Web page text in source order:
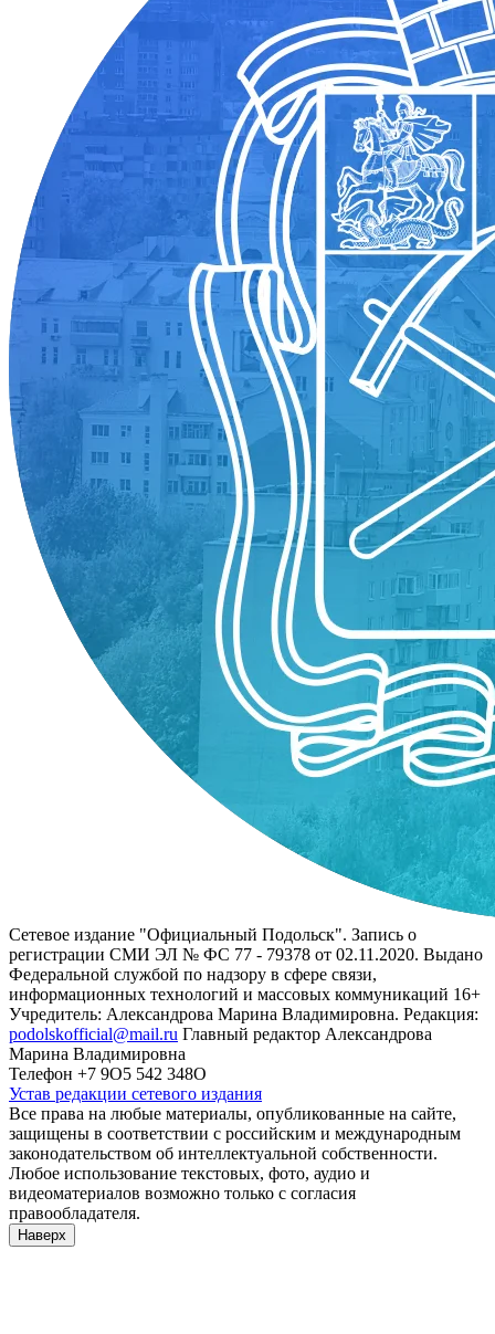
Сетевое издание "Официальный Подольск". Запись о
регистрации СМИ ЭЛ № ФС 77 - 79378 от 02.11.2020. Выдано
Федеральной службой по надзору в сфере связи,
информационных технологий и массовых коммуникаций 16+
Учредитель: Александрова Марина Владимировна. Редакция:
podolskofficial@mail.ru Главный редактор Александрова
Марина Владимировна
Телефон +7 9О5 542 348О
Устав редакции сетевого издания
Все права на любые материалы, опубликованные на сайте,
защищены в соответствии с российским и международным
законодательством об интеллектуальной собственности.
Любое использование текстовых, фото, аудио и
видеоматериалов возможно только с согласия
правообладателя.
Наверх